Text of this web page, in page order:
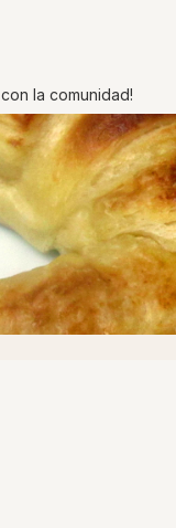
con la comunidad!